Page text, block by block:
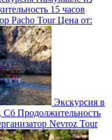
15 часов
Pacho TourЦена от:
Экскурсия в
Сб Продолжительность
Nevroz Tour